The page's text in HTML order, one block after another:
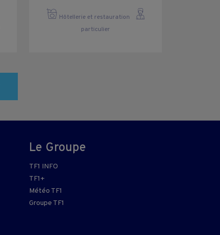
Hôtellerie et restauration
particulier
Le Groupe
TF1 INFO
TF1+
Météo TF1
Groupe TF1